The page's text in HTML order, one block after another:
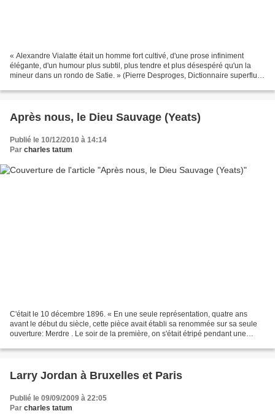
« Alexandre Vialatte était un homme fort cultivé, d'une prose infiniment
élégante, d'un humour plus subtil, plus tendre et plus désespéré qu'un la
mineur dans un rondo de Satie. » (Pierre Desproges, Dictionnaire superflu)
Après nous, le Dieu Sauvage (Yeats)
Publié le 10/12/2010 à 14:14
Par charles tatum
C'était le 10 décembre 1896. « En une seule représentation, quatre ans
avant le début du siècle, cette pièce avait établi sa renommée sur sa seule
ouverture: Merdre . Le soir de la première, on s'était étripé pendant une
Larry Jordan à Bruxelles et Paris
Publié le 09/09/2009 à 22:05
Par charles tatum